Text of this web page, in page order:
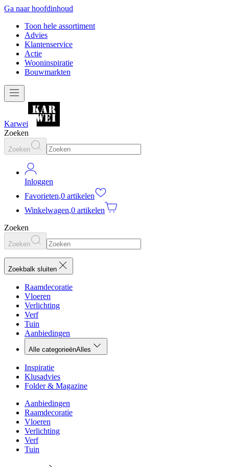
Ga naar hoofdinhoud
Toon hele assortiment
Advies
Klantenservice
Actie
Wooninspiratie
Bouwmarkten
Karwei
Zoeken
Zoeken
Inloggen
Favorieten,0 artikelen
Winkelwagen,0 artikelen
Zoeken
Zoeken
Zoekbalk sluiten
Raamdecoratie
Vloeren
Verlichting
Verf
Tuin
Aanbiedingen
Alle categorieënAlles
Inspiratie
Klusadvies
Folder & Magazine
Aanbiedingen
Raamdecoratie
Vloeren
Verlichting
Verf
Tuin